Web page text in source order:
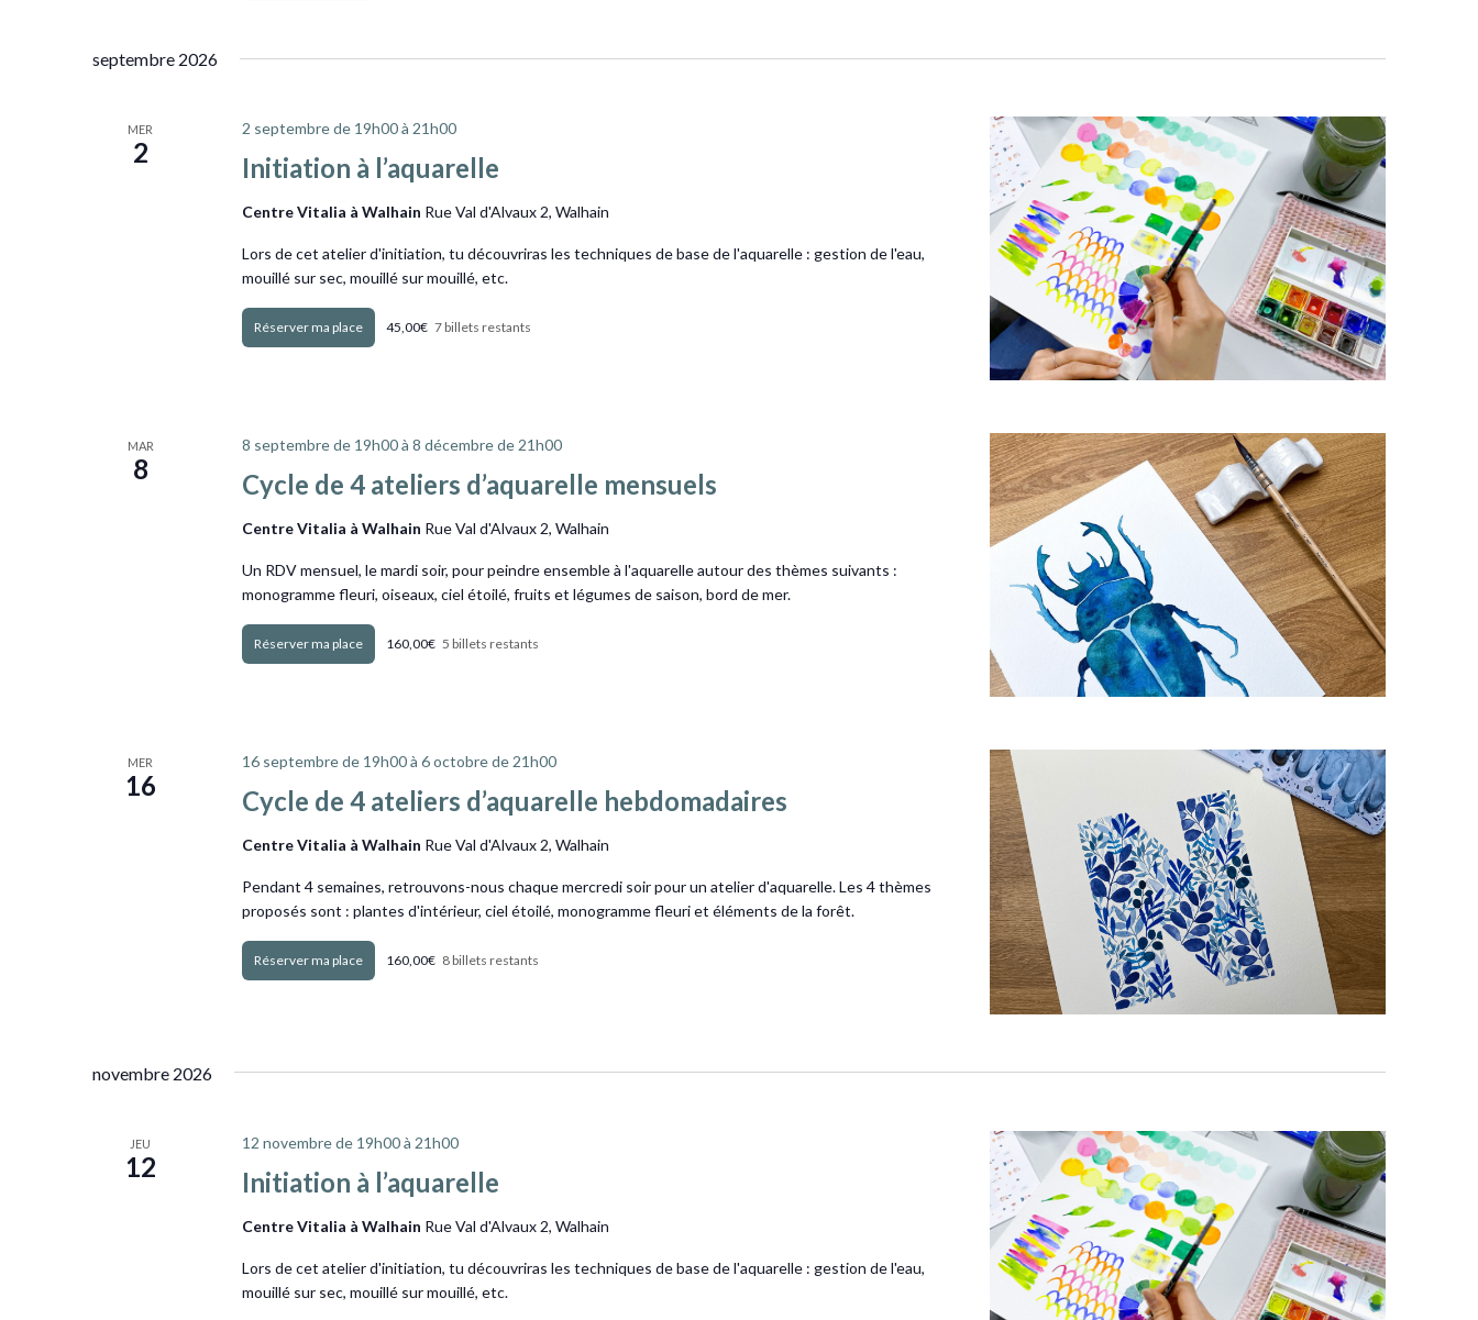
septembre 2026
MER
2 Initiation à l’aquarelle
2 septembre de 19h00à 21h00
Centre Vitalia à Walhain Rue Val d'Alvaux 2, Walhain
Lors de cet atelier d'initiation, tu découvriras les techniques de base de l'aquarelle : gestion de l'eau,
mouillé sur sec, mouillé sur mouillé, etc.
Obtenir Billets 45,00€ 7 billets restants
MAR
8 Cycle de 4 ateliers d’aquarelle mensuels
8 septembre de 19h00à 8 décembre de 21h00
Centre Vitalia à Walhain Rue Val d'Alvaux 2, Walhain
Un RDV mensuel, le mardi soir, pour peindre ensemble à l'aquarelle autour des thèmes suivants :
monogramme fleuri, oiseaux, ciel étoilé, fruits et légumes de saison, bord de mer.
Obtenir Billets 160,00€ 5 billets restants
MER
16 Cycle de 4 ateliers d’aquarelle hebdomadaires
16 septembre de 19h00à 6 octobre de 21h00
Centre Vitalia à Walhain Rue Val d'Alvaux 2, Walhain
Pendant 4 semaines, retrouvons-nous chaque mercredi soir pour un atelier d'aquarelle. Les 4 thèmes
proposés sont : plantes d'intérieur, ciel étoilé, monogramme fleuri et éléments de la forêt.
Obtenir Billets 160,00€ 8 billets restants
novembre 2026
JEU
12 Initiation à l’aquarelle
12 novembre de 19h00à 21h00
Centre Vitalia à Walhain Rue Val d'Alvaux 2, Walhain
Lors de cet atelier d'initiation, tu découvriras les techniques de base de l'aquarelle : gestion de l'eau,
mouillé sur sec, mouillé sur mouillé, etc.